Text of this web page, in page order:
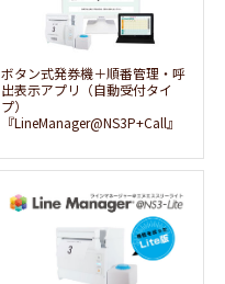
ボタン式発券機＋順番管理・呼
出表示アプリ（自動受付タイ
プ）
『LineManager@NS3P+Call』